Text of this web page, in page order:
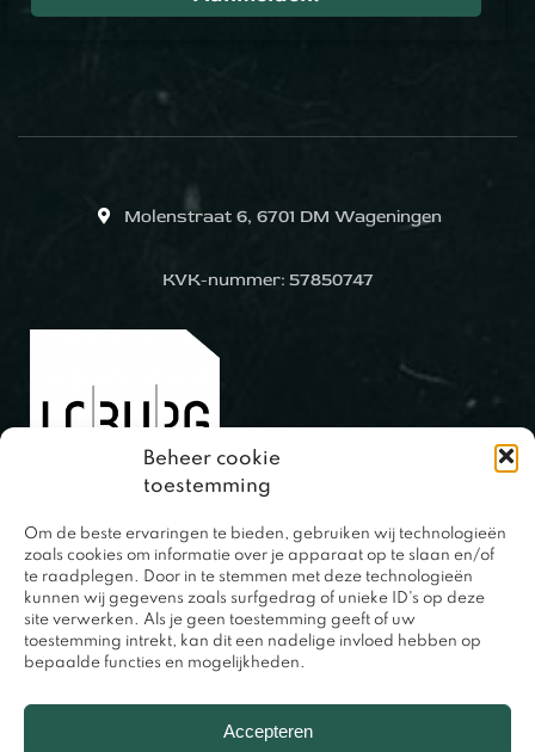
Beheer cookie
toestemming
Om de beste ervaringen te bieden, gebruiken wij technologieën
zoals cookies om informatie over je apparaat op te slaan en/of
te raadplegen. Door in te stemmen met deze technologieën
kunnen wij gegevens zoals surfgedrag of unieke ID's op deze
site verwerken. Als je geen toestemming geeft of uw
toestemming intrekt, kan dit een nadelige invloed hebben op
bepaalde functies en mogelijkheden.
Accepteren
Molenstraat 6, 6701 DM Wageningen
KVK-nummer: 57850747
0317 – 420848